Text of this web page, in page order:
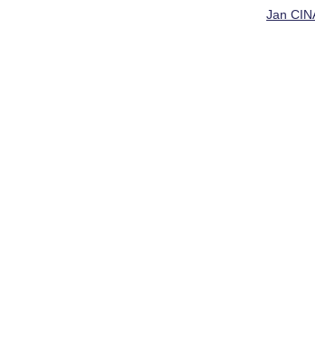
Jan